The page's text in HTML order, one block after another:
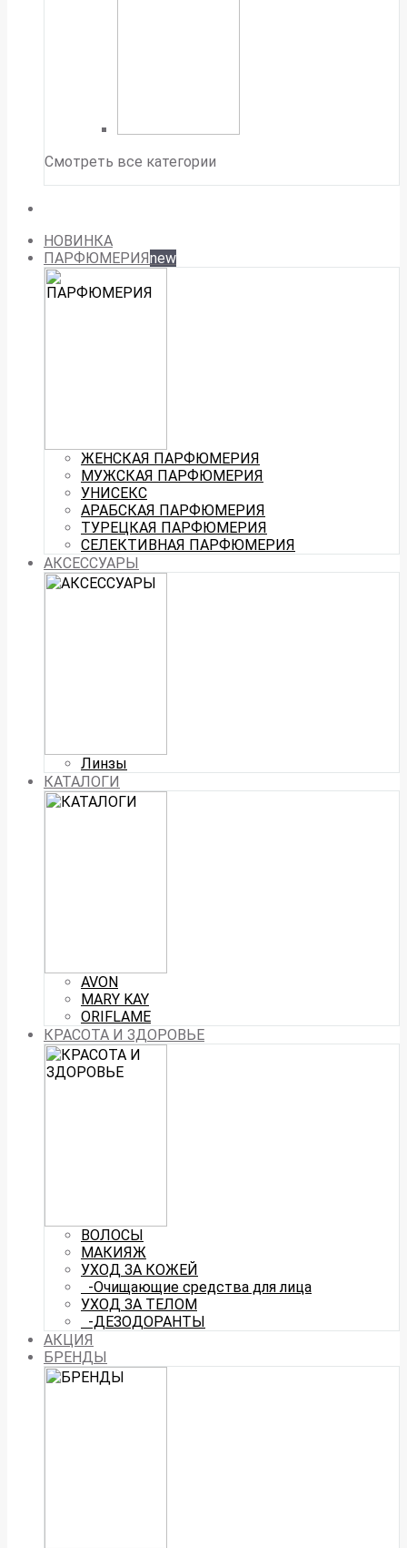
Смотреть все категории
НОВИНКА
ПАРФЮМЕРИЯnew
ЖЕНСКАЯ ПАРФЮМЕРИЯ
МУЖСКАЯ ПАРФЮМЕРИЯ
УНИСЕКС
АРАБСКАЯ ПАРФЮМЕРИЯ
ТУРЕЦКАЯ ПАРФЮМЕРИЯ
СЕЛЕКТИВНАЯ ПАРФЮМЕРИЯ
АКСЕССУАРЫ
Линзы
КАТАЛОГИ
AVON
MARY KAY
ORIFLAME
КРАСОТА И ЗДОРОВЬЕ
ВОЛОСЫ
МАКИЯЖ
УХОД ЗА КОЖЕЙ
-Очищающие средства для лица
УХОД ЗА ТЕЛОМ
-ДЕЗОДОРАНТЫ
АКЦИЯ
БРЕНДЫ